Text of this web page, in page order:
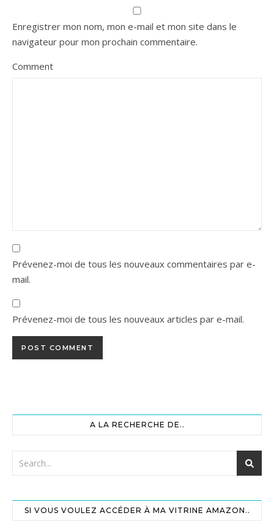
Enregistrer mon nom, mon e-mail et mon site dans le
navigateur pour mon prochain commentaire.
Comment
Prévenez-moi de tous les nouveaux commentaires par e-
mail.
Prévenez-moi de tous les nouveaux articles par e-mail.
A LA RECHERCHE DE..
SI VOUS VOULEZ ACCÉDER À MA VITRINE AMAZON..